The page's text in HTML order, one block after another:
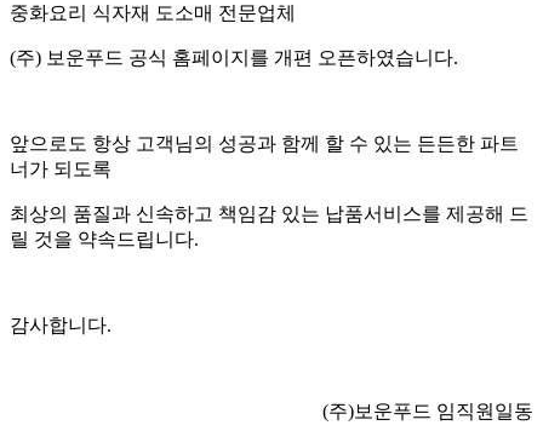
중화요리 식자재 도소매 전문업체
(주) 보운푸드 공식 홈페이지를 개편 오픈하였습니다.
앞으로도 항상 고객님의 성공과 함께 할 수 있는 든든한 파트
너가 되도록
최상의 품질과 신속하고 책임감 있는 납품서비스를 제공해 드
릴 것을 약속드립니다.
감사합니다.
(주)보운푸드 임직원일동